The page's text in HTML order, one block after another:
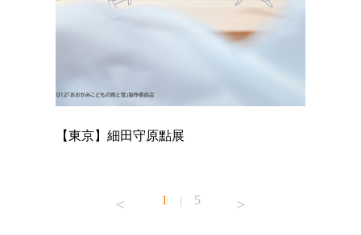
【東京】細田守原點展
1 | 5